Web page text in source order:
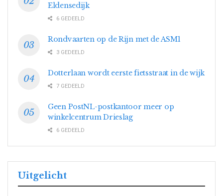
Eldensedijk
6 GEDEELD
Rondvaarten op de Rijn met de ASM1
3 GEDEELD
Dotterlaan wordt eerste fietsstraat in de wijk
7 GEDEELD
Geen PostNL-postkantoor meer op
winkelcentrum Drieslag
6 GEDEELD
Uitgelicht